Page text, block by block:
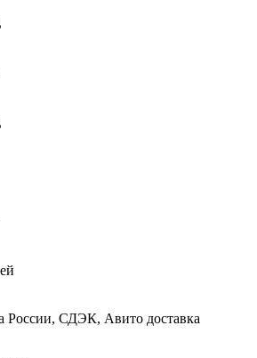
России, СДЭК, Авито доставка